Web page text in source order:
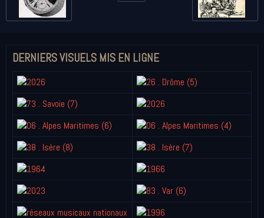
DERNIERS VISUELS MIS EN LIGNE